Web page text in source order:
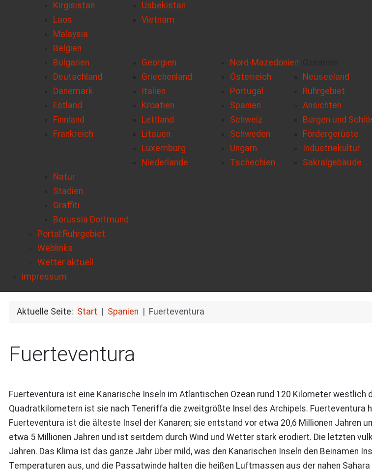
Kirgisistan
Laos
Malaysia
Usbekistan
Vietnam
Belgien
Bulgarien
Deutschland
Dänemark
Estland
Finnland
Frankreich
Georgien
Griechenland
Italien
Kroatien
Lettland
Litauen
Luxemburg
Niederlande
Nord-Mazedonien
Österreich
Portugal
Spanien
Schweiz
Schweden
Ungarn
Tschechien
Neuseeland
Ruhrgebiet
Ansichten
Burgen und
Fördergerüste
Industriekultur
Sakralgebäude
Natur
Stadien
Graffiti
Borussia Dortmund
Portal:Ruhrgebiet
Weblinks
Wetter aktuell
impressum
Aktuelle Seite: Start Spanien Fuerteventura
Fuerteventura
Fuerteventura ist eine Kanarische Inseln im Atlantischen Ozean rund 120 Kilometer westlich
Quadratkilometern ist sie nach Teneriffa die zweitgrößte Insel des Archipels. Fuerteventura
Fuerteventura ist die älteste Insel der Kanaren; sie entstand vor etwa 20,6 Millionen Jahren
etwa 5 Millionen Jahren und ist seitdem durch Wind und Wetter stark erodiert. Die letzten
Jahren. Das Klima ist das ganze Jahr über mild, was den Kanarischen Inseln den Beinamen
Temperaturen aus, und die Passatwinde halten die heißen Luftmassen aus der nahen